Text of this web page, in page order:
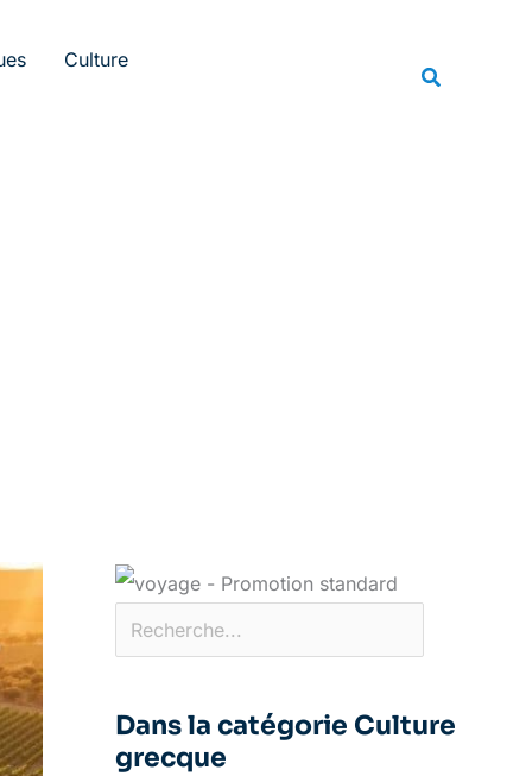
Culture
Dans la catégorie Culture
grecque